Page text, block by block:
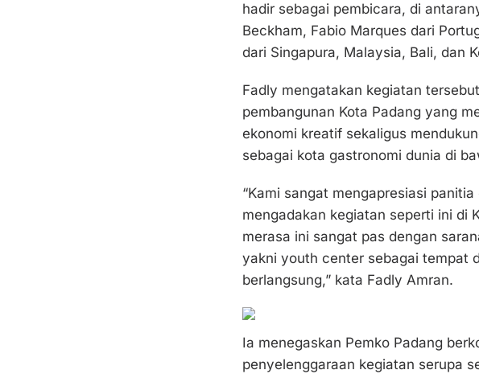
hadir sebagai pembicara, di
Beckham, Fabio Marques dari
dari Singapura, Malaysia, Bali, dan
Fadly mengatakan kegiatan
pembangunan Kota Padang yang
ekonomi kreatif sekaligus
sebagai kota gastronomi dunia di
“Kami sangat mengapresiasi
mengadakan kegiatan seperti ini di
merasa ini sangat pas dengan
yakni youth center sebagai tempat
berlangsung,” kata Fadly Amran.
Ia menegaskan Pemko Padang
penyelenggaraan kegiatan serupa